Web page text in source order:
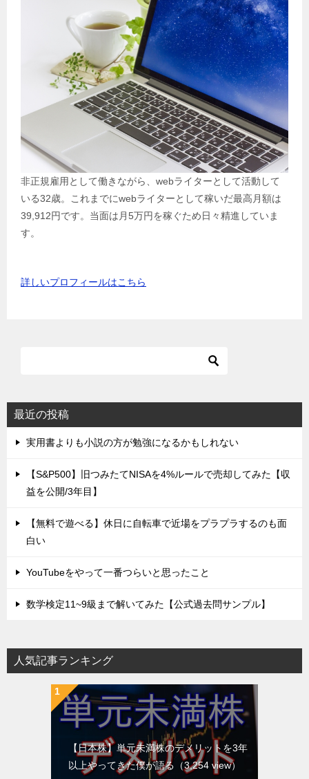
非正規雇用として働きながら、webライターとして活動して
いる32歳。これまでにwebライターとして稼いだ最高月額は
39,912円です。当面は月5万円を稼ぐため日々精進していま
す。
詳しいプロフィールはこちら
最近の投稿
実用書よりも小説の方が勉強になるかもしれない
【S&P500】旧つみたてNISAを4%ルールで売却してみた【収
益を公開/3年目】
【無料で遊べる】休日に自転車で近場をプラプラするのも面
白い
YouTubeをやって一番つらいと思ったこと
数学検定11~9級まで解いてみた【公式過去問サンプル】
人気記事ランキング
【日本株】単元未満株のデメリットを3年
以上やってきた僕が語る （3,254 view）